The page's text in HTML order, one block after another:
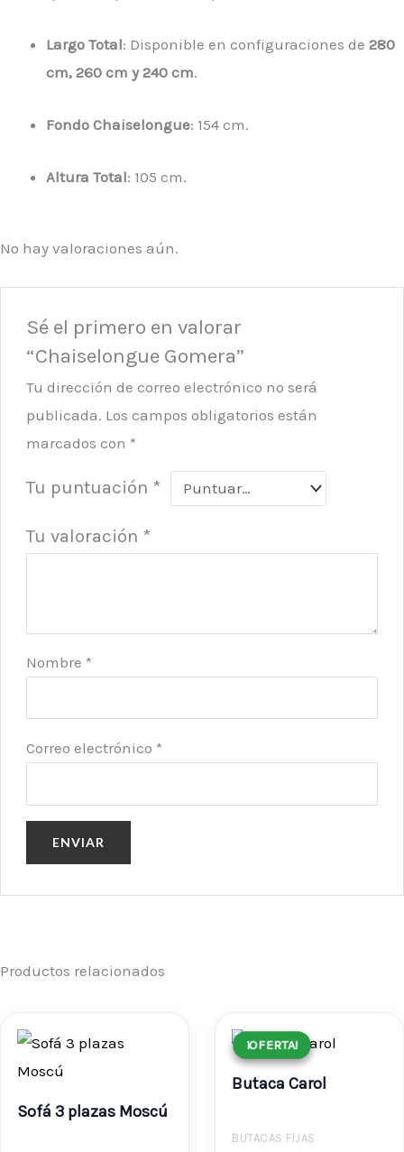
Largo Total: Disponible en configuraciones de 280
cm, 260 cm y 240 cm.
Fondo Chaiselongue: 154 cm.
Altura Total: 105 cm.
No hay valoraciones aún.
Sé el primero en valorar
“Chaiselongue Gomera”
Tu dirección de correo electrónico no será
publicada. Los campos obligatorios están
marcados con *
Tu puntuación *
Tu valoración *
Nombre *
Correo electrónico *
Productos relacionados
Sofá 3 plazas Moscú
¡OFERTA!
¡OFERTA!
Butaca Carol
BUTACAS FIJAS
El
precio
original
era: